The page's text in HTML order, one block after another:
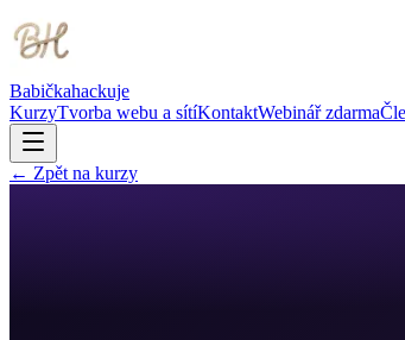
Babičkahackuje
KurzyTvorba webu a sítíKontaktWebinář zdarma
← Zpět na kurzy